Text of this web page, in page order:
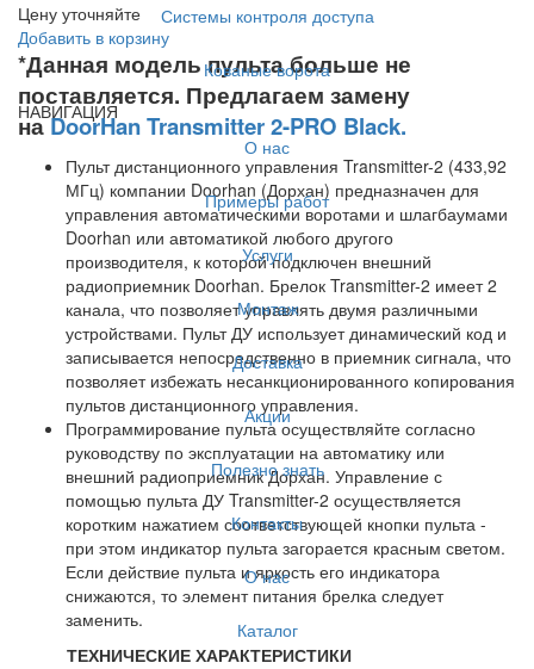
Системы контроля доступа
Кованые ворота
НАВИГАЦИЯ
О нас
Примеры работ
Услуги
Монтаж
Доставка
Акции
Полезно знать
Контакты
О нас
Каталог
Цену уточняйте
Добавить в корзину
*Данная модель пульта больше не
поставляется. Предлагаем замену
наDoorHan Transmitter 2-PRO Black.
Пульт дистанционного управления Transmitter-2 (433,92
МГц) компании Doorhan (Дорхан) предназначен для
управления автоматическими воротами и шлагбаумами
Doorhan или автоматикой любого другого
производителя, к которой подключен внешний
радиоприемник Doorhan. Брелок Transmitter-2 имеет 2
канала, что позволяет управлять двумя различными
устройствами. Пульт ДУ использует динамический код и
записывается непосредственно в приемник сигнала, что
позволяет избежать несанкционированного копирования
пультов дистанционного управления.
Программирование пульта осуществляйте согласно
руководству по эксплуатации на автоматику или
внешний радиоприемник Дорхан. Управление с
помощью пульта ДУ Transmitter-2 осуществляется
коротким нажатием соответствующей кнопки пульта -
при этом индикатор пульта загорается красным светом.
Если действие пульта и яркость его индикатора
снижаются, то элемент питания брелка следует
заменить.
ТЕХНИЧЕСКИЕ ХАРАКТЕРИСТИКИ